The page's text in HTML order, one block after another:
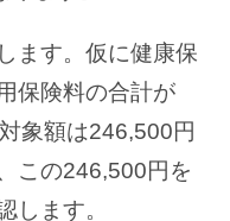
ます。仮に健康保
保険料の合計が
象額は246,500円
この246,500円を
します。